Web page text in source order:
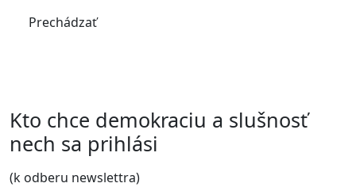
Prechádzať
Kto chce demokraciu a slušnosť
nech sa prihlási
(k odberu newslettra)